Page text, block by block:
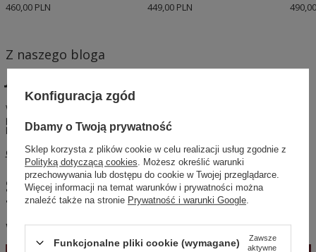
460,00 PLN
449,00 PLN
Z naszego bloga
Wybór sukienki na wesele nigdy nie był łatwiejszy! Przeczytaj nasz
przewodnik i znajdź kreację, która sprawi, że będziesz gwiazdą
każdego przyjęcia weselnego.
Czytaj więcej
Sylwester wielkimi krokami - czy
Twoja garderoba jest gotowa na tę
wyjątkową noc?
Konfiguracja zgód
Dbamy o Twoją prywatność
Sklep korzysta z plików cookie w celu realizacji usług zgodnie z
Polityką dotyczącą cookies . Możesz określić warunki
przechowywania lub dostępu do cookie w Twojej przeglądarce.
Więcej informacji na temat warunków i prywatności można
znaleźć także na stronie Prywatność i warunki Google
Funkcjonalne pliki cookie (wymagane)
Zawsze
aktywne